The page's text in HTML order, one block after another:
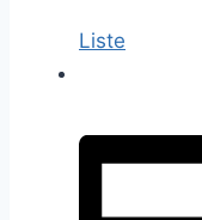
Liste